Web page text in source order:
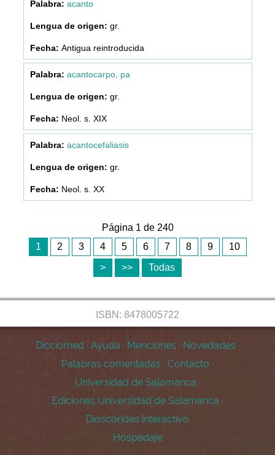
acanto
gr.
Antigua reintroducida
acantocarpo, pa
gr.
Neol. s. XIX
acantocefaliasis
gr.
Neol. s. XX
Página 1 de 240
1
2 3 4 5 6 7 8 9
10
>
>> Todas
ISBN: 8478005722
Dicciomed · Ayuda · Menciones · Novedades ·
Palabras comentadas · Contacto ·
Universidad de Salamanca ·
Ediciones Universidad de Salamanca ·
Dioscórides interactivo
Hospedaje